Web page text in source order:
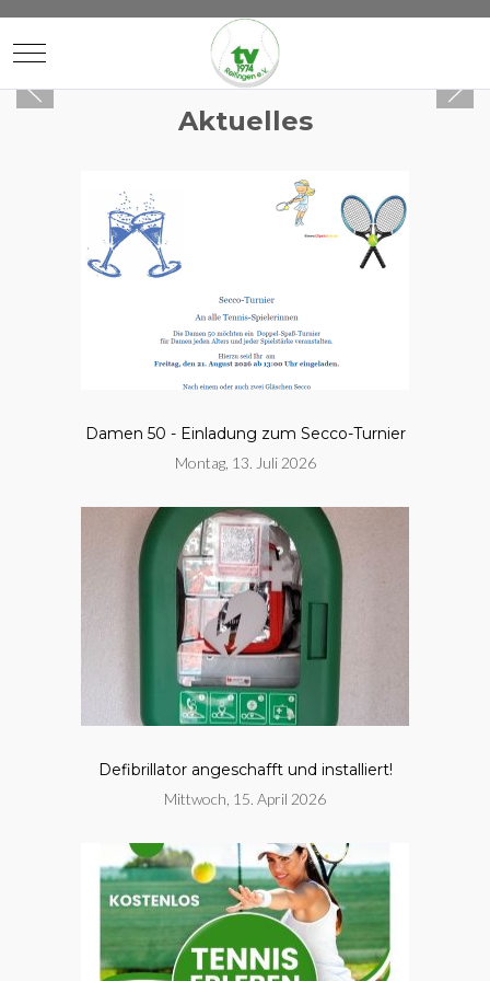
Mobile Menu Toggle
Aktuelles
Damen 50 - Einladung zum Secco-Turnier
Montag, 13. Juli 2026
Defibrillator angeschafft und installiert!
Mittwoch, 15. April 2026